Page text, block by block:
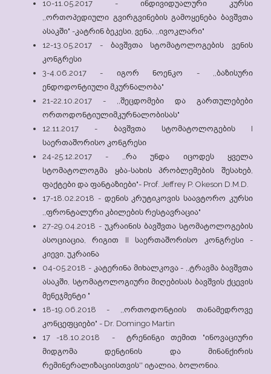
10-11.05.2017 - ინდივიდუალური კურსი
,,ორთოპედიული გვირგვინების გამოყენება ბავშვთა
ასაკში" -კატრინ ბეკესი, ვენა, ,,ივოკლარი"
12-13.05.2017 - ბავშვთა სტომატოლოგების ვენის
კონგრესი
3-4.06.2017 - იგორ ნოენკო - ,,ბაზისური
ენდოდონტიული მკურნალობა"
21-22.10.2017 - ,,შეცდომები და გართულებები
ორთოდონტიულიმკურნალობისას"
12.11.2017 - ბავშვთა სტომატოლოგების I
საერთაშორისო კონგრესი
24-25.12.2017 - ,,რა უნდა იცოდეს ყველა
სტომატოლოგმა ყბა-სახის პრობლემების შესახებ,
ფაქტები და ფანტაზიები"- Prof. Jeffrey P. Okeson D.M.D.
17-18.02.2018 - დენის კრუტიკოვის საავტორო კურსი
,,ფრონტალური კბილების რესტავრაცია"
27-29.04.2018 - უკრაინის ბავშვთა სტომატოლოგების
ასოციაცია, რიგით II საერთაშორისო კონგრესი -
კიევი, უკრაინა
04-05.2018 - კატერინა მიხალკოვა - ,,ტრავმა ბავშვთა
ასაკში, სტომატოლოგიური მიღებისას ბავშვის ქცევის
მენეჯმენტი "
18-19.06.2018 - ,,ორთოდონტიის თანამედროვე
კონცეფციები" - Dr. Domingo Martin
17 -18.10.2018 - ტრენინგი თემით "ინოვაციური
მიდგომა დენტინის და მინანქირის
რემინერალიზაციისთვის'' იტალია, ბოლონია.